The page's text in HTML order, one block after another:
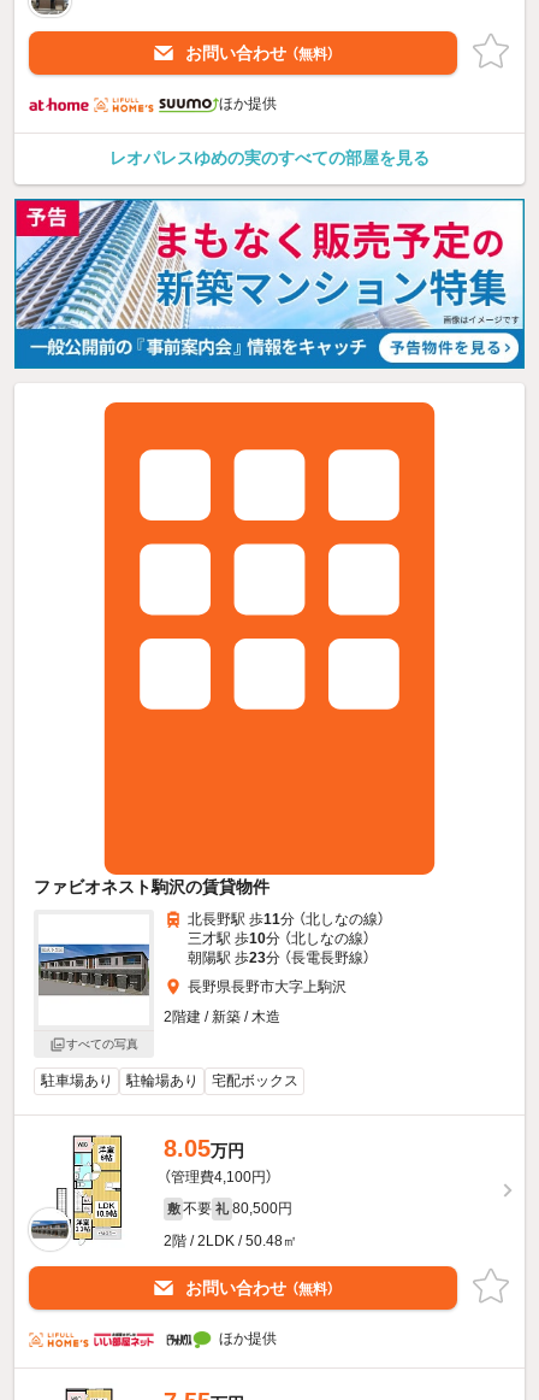
お問い合わせ （無料）
ほか提供
レオパレスゆめの実のすべての部屋を見る
ファビオネスト駒沢の賃貸物件
すべての写真
北長野駅 歩11分 （北しなの線）
三才駅 歩10分 （北しなの線）
朝陽駅 歩23分 （長電長野線）
長野県長野市大字上駒沢
2階建 / 新築 / 木造
駐車場あり 駐輪場あり 宅配ボックス
8.05万円
（管理費4,100円）
敷 不要 礼 80,500円
2階 / 2LDK / 50.48㎡
お問い合わせ （無料）
ほか提供